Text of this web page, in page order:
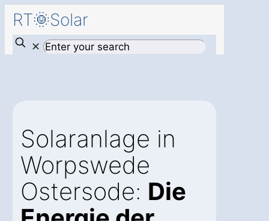
RT🌞Solar
✕
Solaranlage in
Worpswede
Ostersode: Die